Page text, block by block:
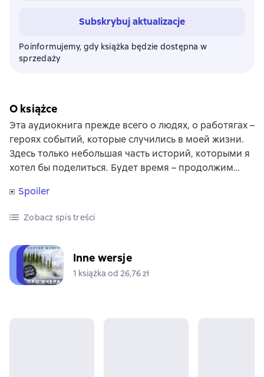
Subskrybuj aktualizacje
Poinformujemy, gdy książka będzie dostępna w
sprzedaży
O książce
Эта аудиокнига прежде всего о людях, о работягах –
героях событий, которые случились в моей жизни.
Здесь только небольшая часть историй, которыми я
хотел бы поделиться. Будет время – продолжим…
Spoiler
Zobacz spis treści
Inne wersje
1 książka od 26,76 zł